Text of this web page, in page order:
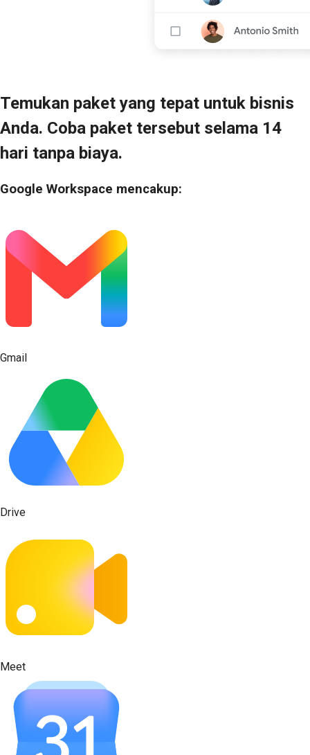
Temukan paket yang tepat untuk bisnis
Anda. Coba paket tersebut selama 14
hari tanpa biaya.
Google Workspace mencakup:
Gmail
Drive
Meet